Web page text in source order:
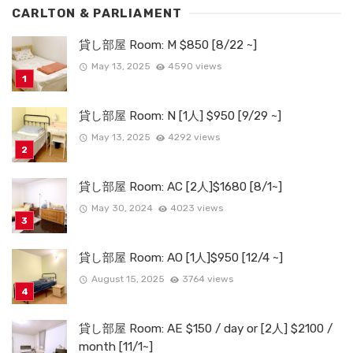
CARLTON & PARLIAMENT
貸し部屋 Room: M $850 [8/22 ~]
May 13, 2025 4590 views
貸し部屋 Room: N [1人] $950 [9/29 ~]
May 13, 2025 4292 views
貸し部屋 Room: AC [2人]$1680 [8/1~]
May 30, 2024 4023 views
貸し部屋 Room: AO [1人]$950 [12/4 ~]
August 15, 2025 3764 views
貸し部屋 Room: AE $150 / day or [2人] $2100 /
month [11/1~]